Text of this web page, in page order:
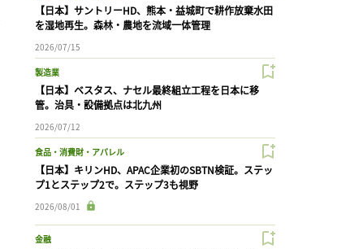
【日本】サントリーHD、熊本・益城町で耕作放棄水田
を湿地再生。森林・農地を流域一体管理
2026/07/15
製造業
【日本】ベスタス、ナセル最終組立工程を日本に移
管。治具・設備拠点は北九州
2026/07/12
食品・消費財・アパレル
【日本】キリンHD、APAC企業初のSBTN検証。ステッ
プ1とステップ2で。ステップ3も視野
2026/08/01
金融